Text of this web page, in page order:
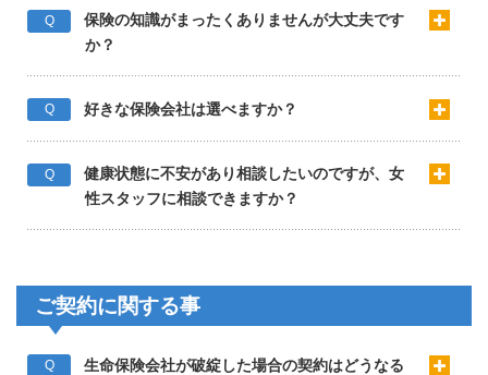
Q
保険の知識がまったくありませんが大丈夫です
か？
Q 好きな保険会社は選べますか？
Q
健康状態に不安があり相談したいのですが、女
性スタッフに相談できますか？
ご契約に関する事
Q
生命保険会社が破綻した場合の契約はどうなる